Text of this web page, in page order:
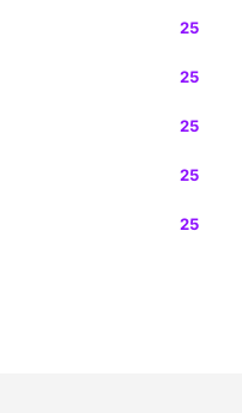
25
25
25
25
25